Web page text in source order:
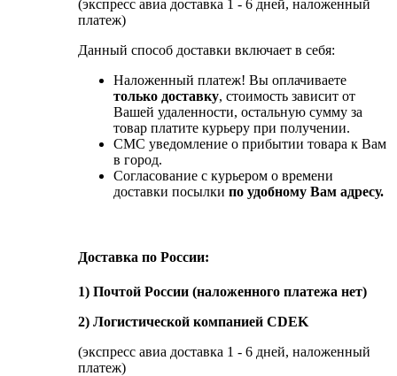
(экспресс авиа доставка 1 - 6 дней, наложенный
платеж)
Данный способ доставки включает в себя:
Наложенный платеж! Вы оплачиваете
только доставку, стоимость зависит от
Вашей удаленности, остальную сумму за
товар платите курьеру при получении.
СМС уведомление о прибытии товара к Вам
в город.
Согласование с курьером о времени
доставки посылки по удобному Вам адресу.
Доставка по России:
1) Почтой России (наложенного платежа нет)
2) Логистической компанией CDEK
(экспресс авиа доставка 1 - 6 дней, наложенный
платеж)